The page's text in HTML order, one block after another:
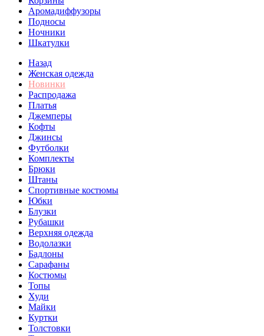
Аромадиффузоры
Подносы
Ночники
Шкатулки
Назад
Женская одежда
Новинки
Распродажа
Платья
Джемперы
Кофты
Джинсы
Футболки
Комплекты
Брюки
Штаны
Спортивные костюмы
Юбки
Блузки
Рубашки
Верхняя одежда
Водолазки
Бадлоны
Сарафаны
Костюмы
Топы
Худи
Майки
Куртки
Толстовки